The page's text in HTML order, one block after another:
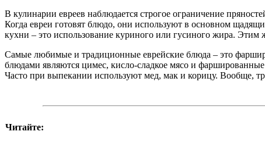
В кулинарии евреев наблюдается строгое ограничение
Когда евреи готовят блюдо, они используют в основном
кухни – это использование куриного или гусиного жира.
Самые любимые и традиционные еврейские блюда – это
блюдами являются цимес, кисло-сладкое мясо и
Часто при выпекании используют мед, мак и корицу. Вообще,
Читайте: